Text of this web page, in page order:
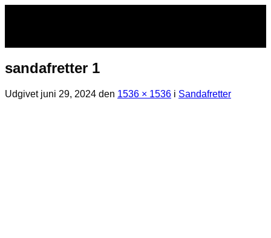
sandafretter 1
Udgivet juni 29, 2024 den 1536 × 1536 i Sandafretter